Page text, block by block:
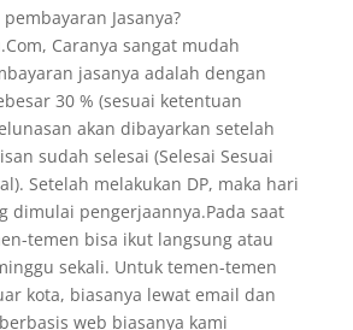
Jasanya?
Caranya sangat mudah
jasanya adalah dengan
30 % (sesuai ketentuan
akan dibayarkan setelah
sudah selesai (Selesai Sesuai
Setelah melakukan DP, maka hari
dimulai pengerjaannya.Pada saat
temen bisa ikut langsung atau
sekali. Untuk temen-temen
kota, biasanya lewat email dan
web biasanya kami